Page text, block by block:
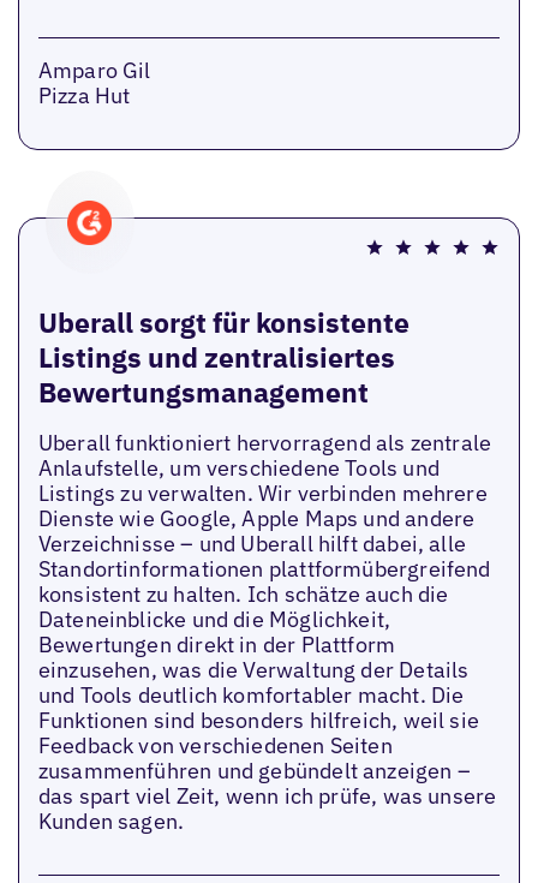
Amparo Gil
Pizza Hut
Uberall sorgt für konsistente
Listings und zentralisiertes
Bewertungsmanagement
Uberall funktioniert hervorragend als zentrale
Anlaufstelle, um verschiedene Tools und
Listings zu verwalten. Wir verbinden mehrere
Dienste wie Google, Apple Maps und andere
Verzeichnisse – und Uberall hilft dabei, alle
Standortinformationen plattformübergreifend
konsistent zu halten. Ich schätze auch die
Dateneinblicke und die Möglichkeit,
Bewertungen direkt in der Plattform
einzusehen, was die Verwaltung der Details
und Tools deutlich komfortabler macht. Die
Funktionen sind besonders hilfreich, weil sie
Feedback von verschiedenen Seiten
zusammenführen und gebündelt anzeigen –
das spart viel Zeit, wenn ich prüfe, was unsere
Kunden sagen.